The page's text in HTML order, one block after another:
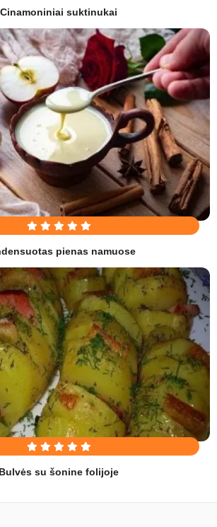
Cinamoniniai suktinukai
pienas namuose
Bulvės su šonine folijoje